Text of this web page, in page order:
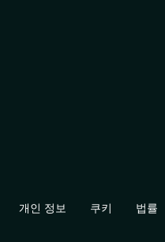
개인 정보 쿠키 법률